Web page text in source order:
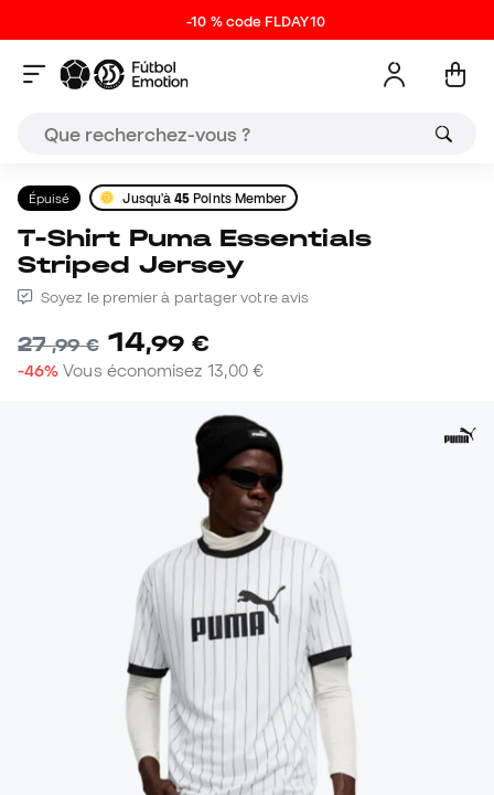
-10 % code FLDAY10
Épuisé Jusqu'à45 Points Member
T-Shirt Puma Essentials
Striped Jersey
Soyez le premier à partager votre avis
27,99 € 14,99 €
-46% Vous économisez 13,00 €